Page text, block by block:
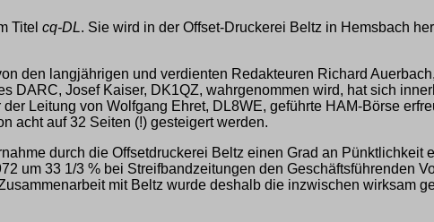
Titel cq-DL. Sie wird in der Offset-Druckerei Beltz in Hemsbach
den langjährigen und verdienten Redakteuren Richard
DARC, Josef Kaiser, DK1QZ, wahrgenommen wird, hat sich
Leitung von Wolfgang Ehret, DL8WE, geführte HAM-Börse
acht auf 32 Seiten (!) gesteigert werden.
durch die Offsetdruckerei Beltz einen Grad an Pünktlichkeit
um 33 1/3 % bei Streifbandzeitungen den Geschäftsführenden
mit Beltz wurde deshalb die inzwischen wirksam